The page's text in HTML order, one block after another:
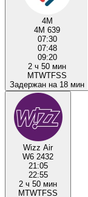
4M
4M 639
07:30
07:48
09:20
2 ч 50 мин
MTWTFSS
Задержан на 18 мин
Wizz Air
W6 2432
21:05
22:55
2 ч 50 мин
MTWTFSS